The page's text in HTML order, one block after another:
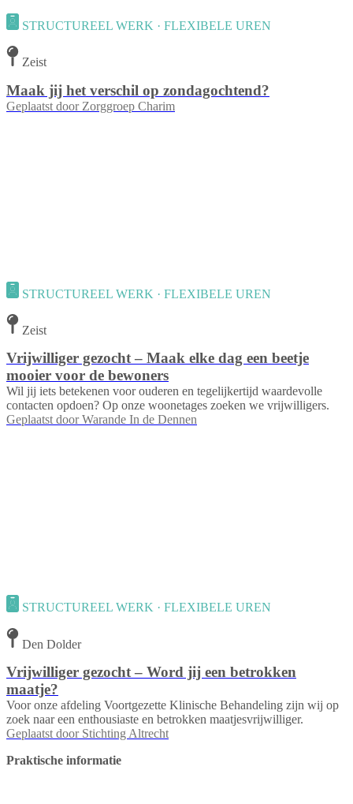
STRUCTUREEL WERK · FLEXIBELE UREN
Zeist
Maak jij het verschil op zondagochtend?
Geplaatst door Zorggroep Charim
STRUCTUREEL WERK · FLEXIBELE UREN
Zeist
Vrijwilliger gezocht – Maak elke dag een beetje
mooier voor de bewoners
Wil jij iets betekenen voor ouderen en tegelijkertijd waardevolle
contacten opdoen? Op onze woonetages zoeken we vrijwilligers.
Geplaatst door Warande In de Dennen
STRUCTUREEL WERK · FLEXIBELE UREN
Den Dolder
Vrijwilliger gezocht – Word jij een betrokken
maatje?
Voor onze afdeling Voortgezette Klinische Behandeling zijn wij op
zoek naar een enthousiaste en betrokken maatjesvrijwilliger.
Geplaatst door Stichting Altrecht
Praktische informatie